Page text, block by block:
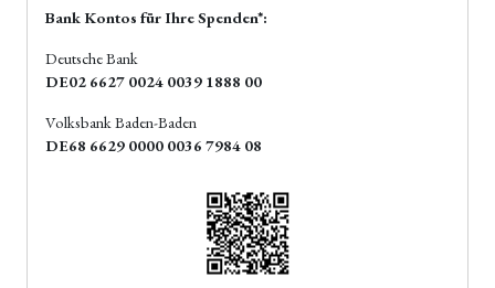
Bank Kontos für Ihre Spenden*:
Deutsche Bank
DE02 6627 0024 0039 1888 00
Volksbank Baden-Baden
DE68 6629 0000 0036 7984 08